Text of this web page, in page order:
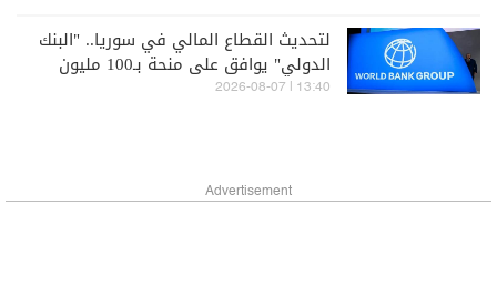
لتحديث القطاع المالي في سوريا.. "البنك
الدولي" يوافق على منحة بـ100 مليون
دولار
13:40 | 2026-08-07
Advertisement